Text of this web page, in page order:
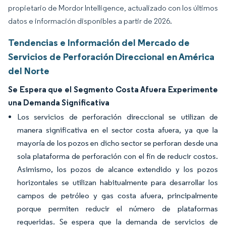
propietario de Mordor Intelligence, actualizado con los últimos
datos e información disponibles a partir de 2026.
Tendencias e Información del Mercado de
Servicios de Perforación Direccional en América
del Norte
Se Espera que el Segmento Costa Afuera Experimente
una Demanda Significativa
Los servicios de perforación direccional se utilizan de
manera significativa en el sector costa afuera, ya que la
mayoría de los pozos en dicho sector se perforan desde una
sola plataforma de perforación con el fin de reducir costos.
Asimismo, los pozos de alcance extendido y los pozos
horizontales se utilizan habitualmente para desarrollar los
campos de petróleo y gas costa afuera, principalmente
porque permiten reducir el número de plataformas
requeridas. Se espera que la demanda de servicios de